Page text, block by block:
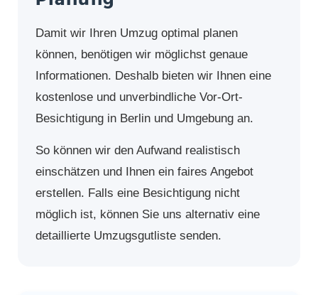
Damit wir Ihren Umzug optimal planen
können, benötigen wir möglichst genaue
Informationen. Deshalb bieten wir Ihnen eine
kostenlose und unverbindliche Vor-Ort-
Besichtigung in Berlin und Umgebung an.
So können wir den Aufwand realistisch
einschätzen und Ihnen ein faires Angebot
erstellen. Falls eine Besichtigung nicht
möglich ist, können Sie uns alternativ eine
detaillierte Umzugsgutliste senden.